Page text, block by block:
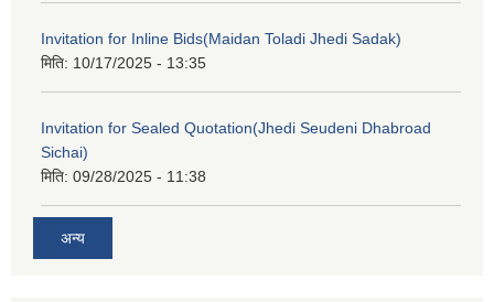
Invitation for Inline Bids(Maidan Toladi Jhedi Sadak)
मिति: 10/17/2025 - 13:35
Invitation for Sealed Quotation(Jhedi Seudeni Dhabroad
Sichai)
मिति: 09/28/2025 - 11:38
अन्य